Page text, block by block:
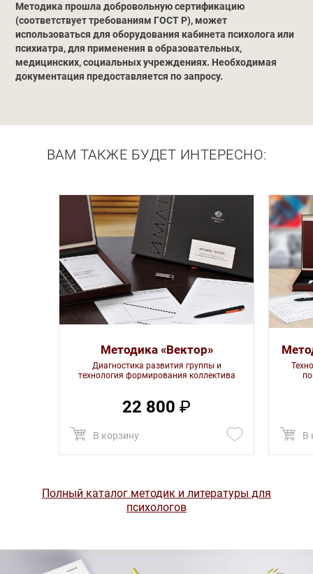
Методика прошла добровольную сертификацию
(соответствует требованиям ГОСТ Р), может
использоваться для оборудования кабинета психолога или
психиатра, для применения в образовательных,
медицинских, социальных учреждениях. Необходимая
документация предоставляется по запросу.
ВАМ ТАКЖЕ БУДЕТ ИНТЕРЕСНО:
Методика «Вектор»
Диагностика развития группы и
технология формирования коллектива
22 800 ₽
В корзину В
Полный каталог методик и литературы для
психологов